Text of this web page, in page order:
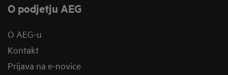
O podjetju AEG
O AEG-u
Kontakt
Prijava na e-novice